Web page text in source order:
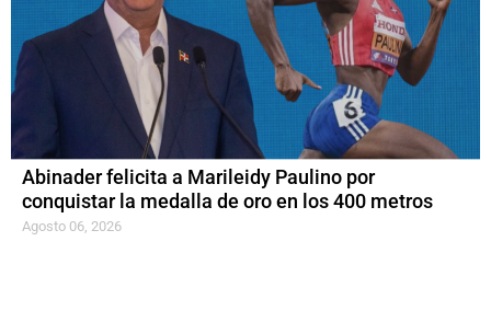
Abinader felicita a Marileidy Paulino por
conquistar la medalla de oro en los 400 metros
Agosto 06, 2026